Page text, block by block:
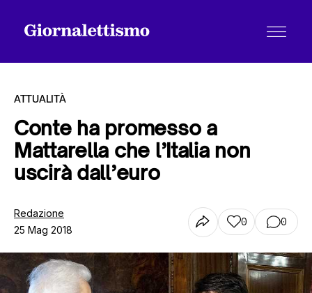
Tutti gli articoli
Chi siamo
Contatti
ATTUALITÀ
Conte ha promesso a
Mattarella che l’Italia non
uscirà dall’euro
Redazione
25 Mag 2018
0 0